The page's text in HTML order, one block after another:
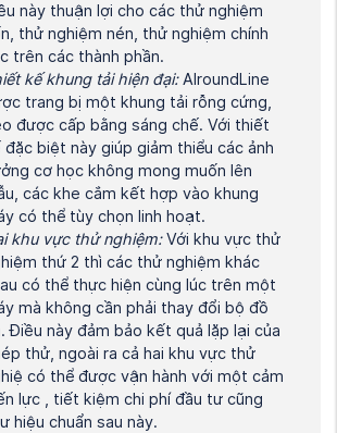
này thuận lợi cho các thử nghiệm
thử nghiệm nén, thử nghiệm chính
trên các thành phần.
kế khung tải hiện đại:AlroundLine
trang bị một khung tải rỗng cứng,
được cấp bằng sáng chế. Với thiết
đặc biệt này giúp giảm thiểu các ảnh
cơ học không mong muốn lên
các khe cắm kết hợp vào khung
có thể tùy chọn linh hoạt.
khu vực thử nghiệm:Với khu vực thử
thứ 2 thì các thử nghiệm khác
có thể thực hiện cùng lúc trên một
mà không cần phải thay đổi bộ đồ
Điều này đảm bảo kết quả lặp lại của
thử, ngoài ra cả hai khu vực thử
có thể được vận hành với một cảm
lực , tiết kiệm chi phí đầu tư cũng
hiệu chuẩn sau này.